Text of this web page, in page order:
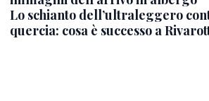
Lo schianto dell’ultraleggero
quercia: cosa è successo a